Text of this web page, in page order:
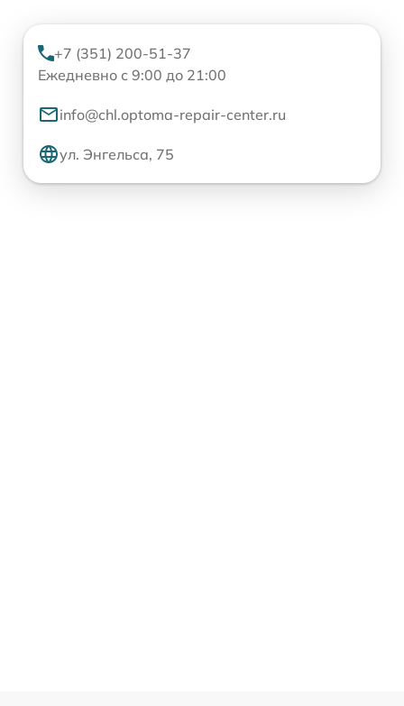
+7 (351) 200-51-37
Ежедневно с 9:00 до 21:00
info@chl.optoma-repair-center.ru
ул. Энгельса, 75